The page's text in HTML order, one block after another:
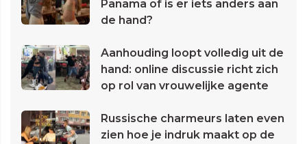
Panama of is er iets anders aan
de hand?
Aanhouding loopt volledig uit de
hand: online discussie richt zich
op rol van vrouwelijke agente
Russische charmeurs laten even
zien hoe je indruk maakt op de